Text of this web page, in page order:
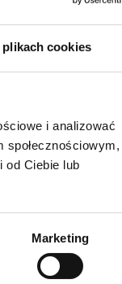
plikach cookies
i analizować
od Ciebie lub
Marketing
nowej
na pytania:
wcześniej, mają
pięknym
dane